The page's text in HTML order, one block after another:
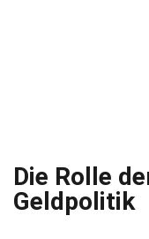
Die Rolle
Geldpolitik